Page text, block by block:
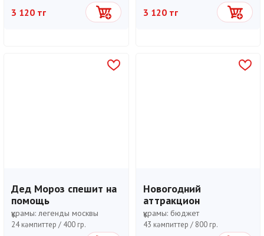
3 120 тг Себетке 3 120 тг Себетке
Дед Мороз спешит на
помощь
құрамы: легенды москвы
24 кәмпиттер / 400 гр.
Новогодний
аттракцион
құрамы: бюджет
43 кәмпиттер / 800 гр.